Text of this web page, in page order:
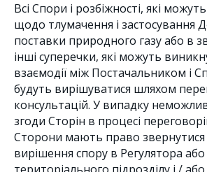
Всі Спори і розбіжності, які
щодо тлумачення і застосування
поставки природного газу або в
інші суперечки, які можуть
взаємодії між Постачальником і
будуть вирішуватися шляхом
консультацій. У випадку
згоди Сторін в процесі
Сторони мають право звернутися
вирішення спору в Регулятора